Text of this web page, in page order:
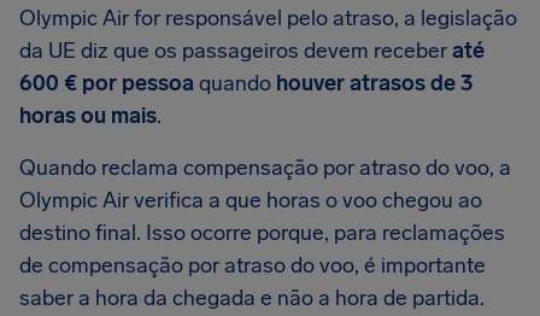
Olympic Air for responsável pelo atraso, a legislação
da UE diz que os passageiros devem receberaté
600 € por pessoa quando houver atrasos de 3
horas ou mais.
Quando reclama compensação por atraso do voo, a
Olympic Air verifica a que horas o voo chegou ao
destino final. Isso ocorre porque, para reclamações
de compensação por atraso do voo, é importante
saber a hora da chegada e não a hora de partida.